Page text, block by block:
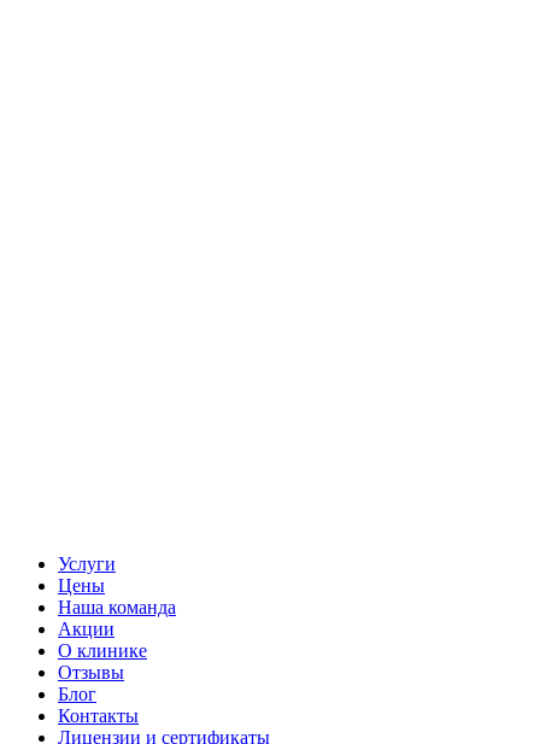
Услуги
Цены
Наша команда
Акции
О клинике
Отзывы
Блог
Контакты
Лицензии и сертификаты